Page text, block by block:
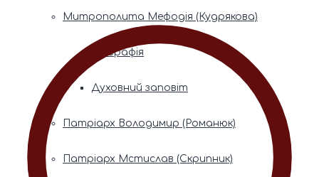
Митрополита Мефодія (Кудрякова)
Біографія
Духовний заповіт
Патріарх Володимир (Романюк)
Патріарх Мстислав (Скрипник)